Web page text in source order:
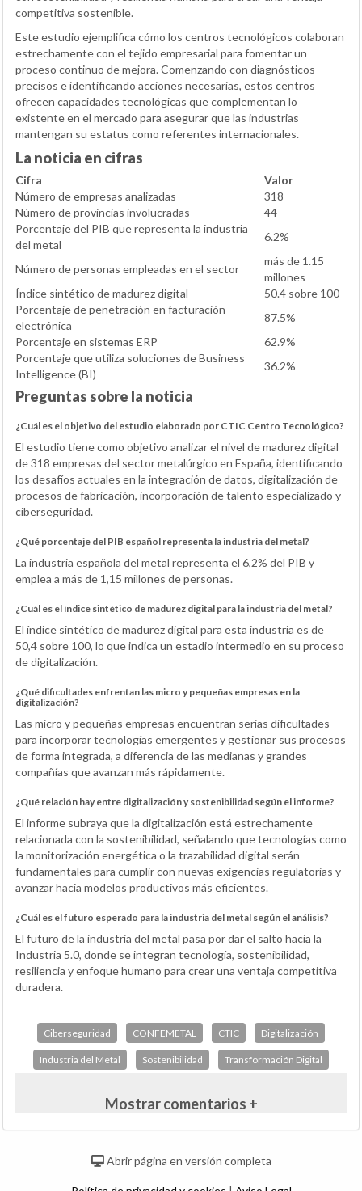
competitiva sostenible.
Este estudio ejemplifica cómo los centros tecnológicos colaboran
estrechamente con el tejido empresarial para fomentar un
proceso continuo de mejora. Comenzando con diagnósticos
precisos e identificando acciones necesarias, estos centros
ofrecen capacidades tecnológicas que complementan lo
existente en el mercado para asegurar que las industrias
mantengan su estatus como referentes internacionales.
La noticia en cifras
Cifra
Valor
Número de empresas analizadas
318
Número de provincias involucradas
44
Porcentaje del PIB que representa la industria
del metal
6.2%
Número de personas empleadas en el sector
más de 1.15
millones
Índice sintético de madurez digital
50.4 sobre 100
Porcentaje de penetración en facturación
electrónica
87.5%
Porcentaje en sistemas ERP
62.9%
Porcentaje que utiliza soluciones de Business
Intelligence (BI)
36.2%
Preguntas sobre la noticia
¿Cuál es el objetivo del estudio elaborado por CTIC Centro Tecnológico?
El estudio tiene como objetivo analizar el nivel de madurez digital
de 318 empresas del sector metalúrgico en España, identificando
los desafíos actuales en la integración de datos, digitalización de
procesos de fabricación, incorporación de talento especializado y
ciberseguridad.
¿Qué porcentaje del PIB español representa la industria del metal?
La industria española del metal representa el 6,2% del PIB y
emplea a más de 1,15 millones de personas.
¿Cuál es el índice sintético de madurez digital para la industria del metal?
El índice sintético de madurez digital para esta industria es de
50,4 sobre 100, lo que indica un estadio intermedio en su proceso
de digitalización.
¿Qué dificultades enfrentan las micro y pequeñas empresas en la
digitalización?
Las micro y pequeñas empresas encuentran serias dificultades
para incorporar tecnologías emergentes y gestionar sus procesos
de forma integrada, a diferencia de las medianas y grandes
compañías que avanzan más rápidamente.
¿Qué relación hay entre digitalización y sostenibilidad según el informe?
El informe subraya que la digitalización está estrechamente
relacionada con la sostenibilidad, señalando que tecnologías como
la monitorización energética o la trazabilidad digital serán
fundamentales para cumplir con nuevas exigencias regulatorias y
avanzar hacia modelos productivos más eficientes.
¿Cuál es el futuro esperado para la industria del metal según el análisis?
El futuro de la industria del metal pasa por dar el salto hacia la
Industria 5.0, donde se integran tecnología, sostenibilidad,
resiliencia y enfoque humano para crear una ventaja competitiva
duradera.
Ciberseguridad CONFEMETAL CTIC Digitalización
Industria del Metal Sostenibilidad Transformación Digital
Mostrar comentarios +
Abrir página en versión completa